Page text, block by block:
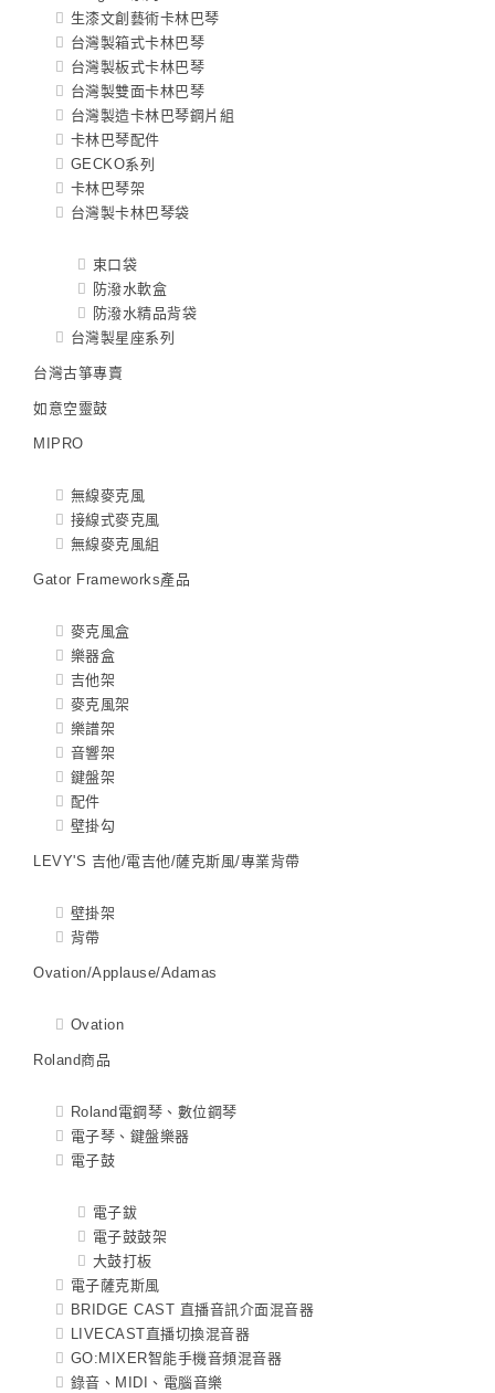
生漆文創藝術卡林巴琴
台灣製箱式卡林巴琴
台灣製板式卡林巴琴
台灣製雙面卡林巴琴
台灣製造卡林巴琴鋼片組
卡林巴琴配件
GECKO系列
卡林巴琴架
台灣製卡林巴琴袋
束口袋
防潑水軟盒
防潑水精品背袋
台灣製星座系列
台灣古箏專賣
如意空靈鼓
MIPRO
無線麥克風
接線式麥克風
無線麥克風組
Gator Frameworks產品
麥克風盒
樂器盒
吉他架
麥克風架
樂譜架
音響架
鍵盤架
配件
壁掛勾
LEVY'S 吉他/電吉他/薩克斯風/專業背帶
壁掛架
背帶
Ovation/Applause/Adamas
Ovation
Roland商品
Roland電鋼琴、數位鋼琴
電子琴、鍵盤樂器
電子鼓
電子鈸
電子鼓鼓架
大鼓打板
電子薩克斯風
BRIDGE CAST 直播音訊介面混音器
LIVECAST直播切換混音器
GO:MIXER智能手機音頻混音器
錄音、MIDI、電腦音樂